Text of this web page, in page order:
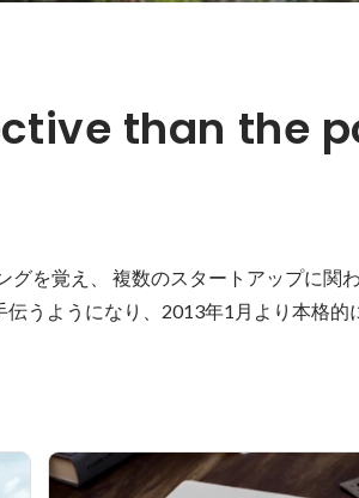
than the
を覚え、 複数のスタートアップに関
うようになり、2013年1月より本格的